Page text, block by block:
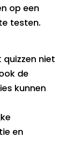
op een
testen.
niet
de
kunnen
en